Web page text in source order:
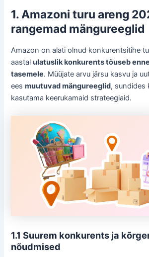
1. Amazoni turu areng
rangemad mängureeglid
Amazon on alati olnud konkurentsitihe
aastalulatuslik konkurents tõuseb
tasemele. Müüjate arvu järsu kasvu ja
eesmuutuvad mängureeglid, sundides
kasutama keerukamaid strateegiaid.
1.1 Suurem konkurents ja
nõudmised